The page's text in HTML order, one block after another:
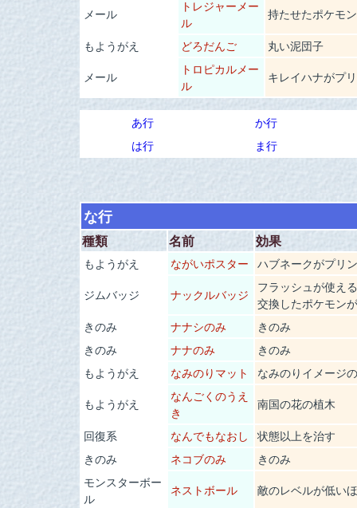
メール
トレジャーメー
ル
持たせたポケモ
もようがえ
どろだんご
丸い泥団子
メール
トロピカルメー
ル
キレイハナがプ
あ行
か行
は行
ま行
な行
種類 名前 効果
もようがえ ながいポスター ハブネークがプリ
ジムバッジ
ナックルバッジ
フラッシュが使え
交換したポケモン
きのみ
ナナシのみ
きのみ
きのみ
ナナのみ
きのみ
もようがえ
なみのりマット
なみのりイメージ
もようがえ
なんごくのうえ
き
南国の花の植木
回復系
なんでもなおし
状態以上を治す
きのみ
ネコブのみ
きのみ
モンスターボー
ル
ネストボール
敵のレベルが低い